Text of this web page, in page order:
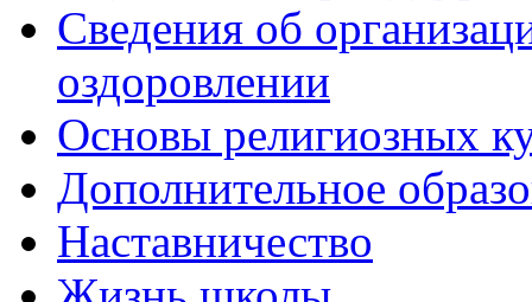
Сведения об
оздоровлении
Основы религиозных
Дополнительное
Наставничество